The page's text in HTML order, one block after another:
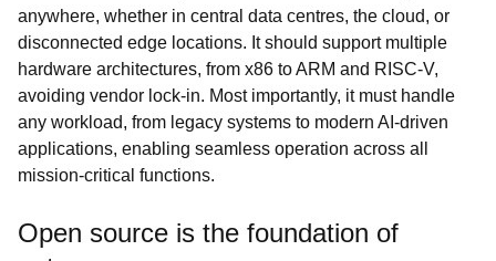
anywhere, whether in central data centres, the cloud, or
disconnected edge locations. It should support multiple
hardware architectures, from x86 to ARM and RISC-V,
avoiding vendor lock-in. Most importantly, it must handle
any workload, from legacy systems to modern AI-driven
applications, enabling seamless operation across all
mission-critical functions.
Open source is the foundation of